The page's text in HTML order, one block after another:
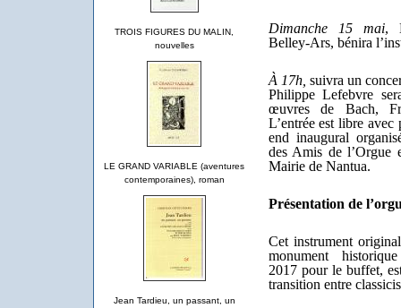
TROIS FIGURES DU MALIN,
nouvelles
LE GRAND VARIABLE (aventures
contemporaines), roman
Jean Tardieu, un passant, un
Dimanche 15 mai,
Belley-Ars, bénira
À 17h, suivra un
Philippe Lefebvre
œuvres de Bach,
L’entrée est libre
end inaugural
des Amis de
Mairie de
Présentation de
Cet instrument
monument historique
2017 pour le buffet,
transition entre